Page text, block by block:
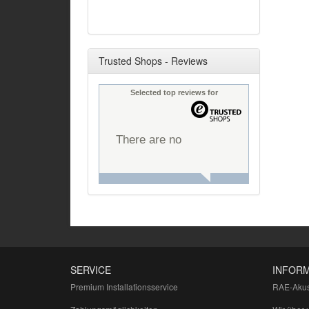
Trusted Shops - Reviews
Selected top reviews for
There are no
SERVICE
Premium Installationsservice
RAE-